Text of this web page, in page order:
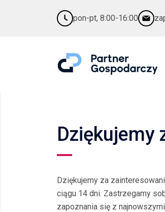
pon-pt, 8:00-16:00
Dziękujemy
Dziękujemy za
ciągu 14 dni. Zastrzegamy
zapoznania się z